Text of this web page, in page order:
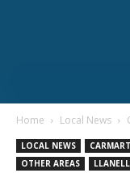
Home Local News
LOCAL NEWS
OTHER AREAS